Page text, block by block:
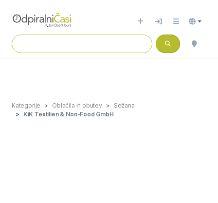
Kategorije Oblačila in obutev
Sežana
KiK Textilien & Non-Food GmbH